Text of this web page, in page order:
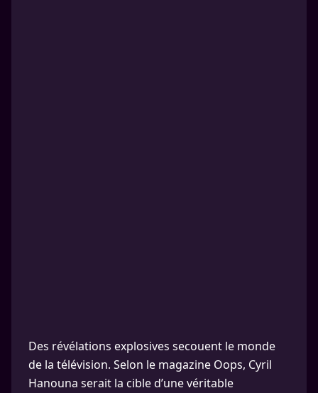
Des révélations explosives secouent le monde
de la télévision. Selon le magazine Oops, Cyril
Hanouna serait la cible d’une véritable